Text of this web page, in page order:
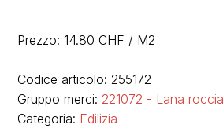
Prezzo: 14.80 CHF / M2
Codice articolo: 255172
Gruppo merci: 221072 - Lana
Categoria: Edilizia